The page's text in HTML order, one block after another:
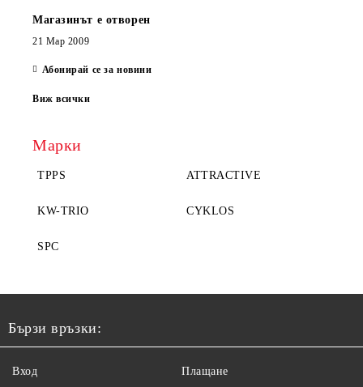
Магазинът е отворен
21 Мар 2009
Абонирай се за новини
Виж всички
Марки
TPPS ATTRACTIVE
KW-TRIO CYKLOS
SPC
Бързи връзки:
Вход Плащане